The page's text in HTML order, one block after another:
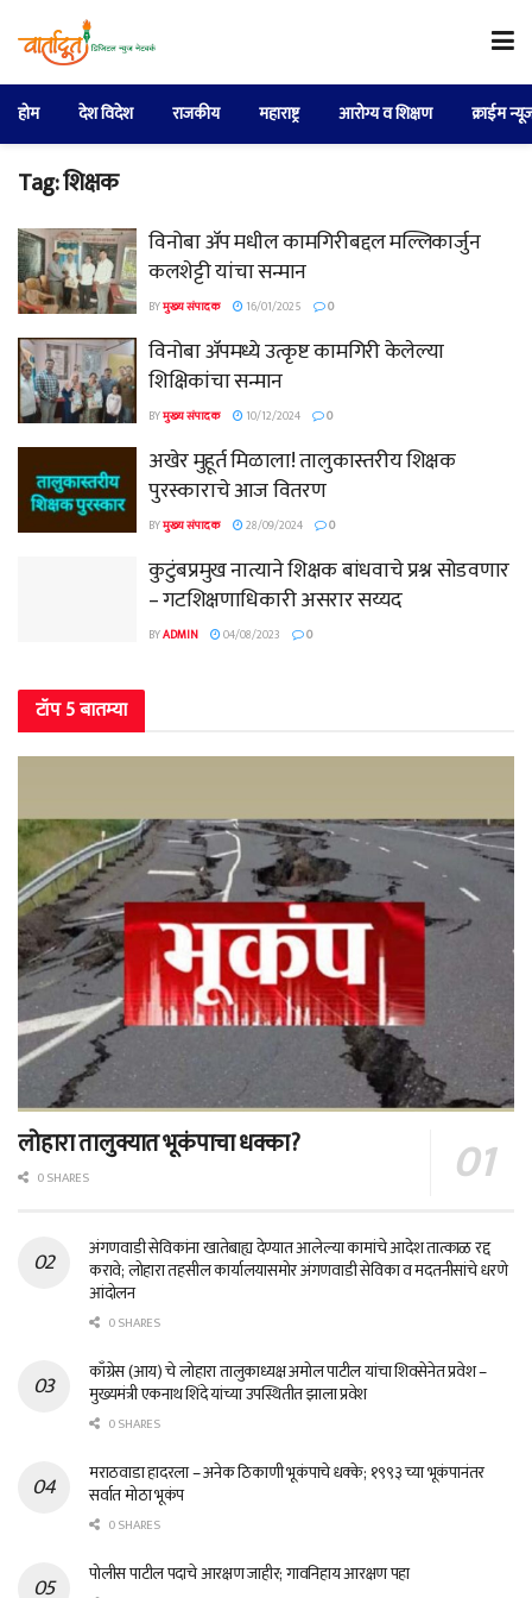
होम देश विदेश राजकीय महाराष्ट्र आरोग्य व शिक्षण क्राईम
Tag:शिक्षक
विनोबा ॲप मधील कामगिरीबद्दल मल्लिकार्जुन
कलशेट्टी यांचा सन्मान
BYमुख्य संपादक 16/01/2025 0
विनोबा ॲपमध्ये उत्कृष्ट कामगिरी केलेल्या
शिक्षिकांचा सन्मान
BYमुख्य संपादक 10/12/2024 0
अखेर मुहूर्त मिळाला! तालुकास्तरीय शिक्षक
पुरस्काराचे आज वितरण
BYमुख्य संपादक 28/09/2024 0
कुटुंबप्रमुख नात्याने शिक्षक बांधवाचे प्रश्न सोडवणार
– गटशिक्षणाधिकारी असरार सय्यद
BYADMIN 04/08/2023 0
टॉप 5 बातम्या
लोहारा तालुक्यात भूकंपाचा धक्का?
0 SHARES
अंगणवाडी सेविकांना खातेबाह्य देण्यात आलेल्या कामांचे आदेश तात्काळ रद्द
करावे; लोहारा तहसील कार्यालयासमोर अंगणवाडी सेविका व मदतनीसांचे धरणे
आंदोलन
0 SHARES
काँग्रेस (आय) चे लोहारा तालुकाध्यक्ष अमोल पाटील यांचा शिवसेनेत प्रवेश –
मुख्यमंत्री एकनाथ शिंदे यांच्या उपस्थितीत झाला प्रवेश
0 SHARES
मराठवाडा हादरला – अनेक ठिकाणी भूकंपाचे धक्के; १९९३ च्या भूकंपानंतर
सर्वात मोठा भूकंप
0 SHARES
पोलीस पाटील पदाचे आरक्षण जाहीर; गावनिहाय आरक्षण पहा